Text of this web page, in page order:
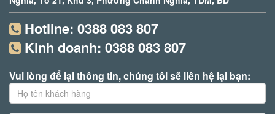
Hotline: 0388 083 807
Kinh doanh: 0388 083 807
Vui lòng để lại thông tin, chúng tôi sẽ liên hệ lại bạn: